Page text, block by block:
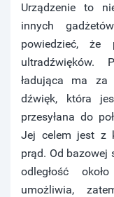
Urządzenie to
innych
powiedzieć,
ultradźwięków.
ładująca ma za
dźwięk, która
przesyłana do
Jej celem jest z
prąd. Od bazowej
odległość
umożliwia,